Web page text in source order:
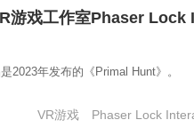
游戏工作室Phaser Lock
2023年发布的《Primal Hunt》。
VR游戏 Phaser Lock